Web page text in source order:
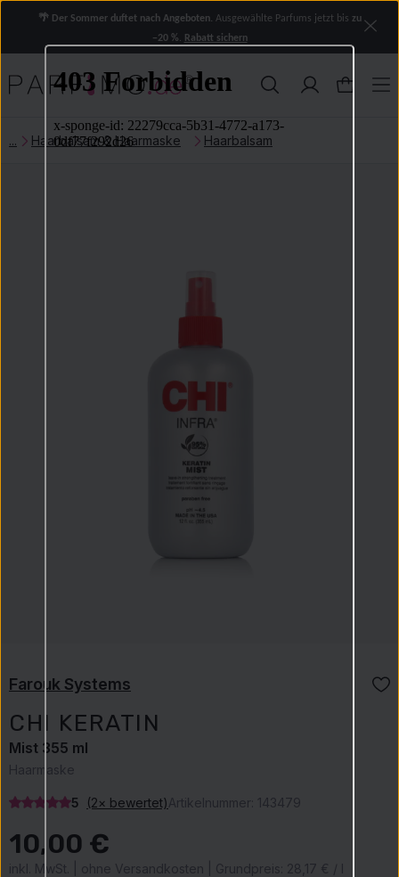
🌴 Der Sommer duftet nach Angeboten. Ausgewählte Parfums jetzt bis zu
−20 %. Rabatt sichern
Haarbalsam & Haarmaske Haarbalsam
Farouk Systems
CHI KERATIN
Mist 355 ml
Haarmaske
5 (2× bewertet)Artikelnummer: 143479
10,00 €
inkl. MwSt. | ohne Versandkosten | Grundpreis: 28,17 € / l